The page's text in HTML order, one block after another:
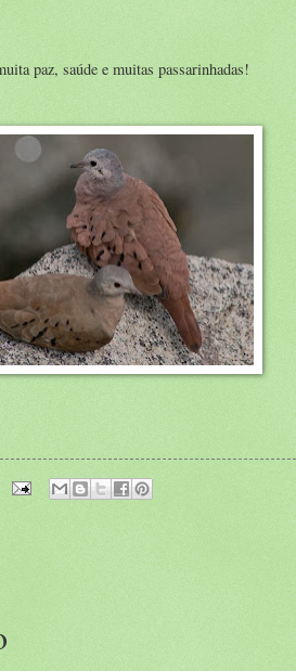
paz, saúde e muitas passarinhadas!